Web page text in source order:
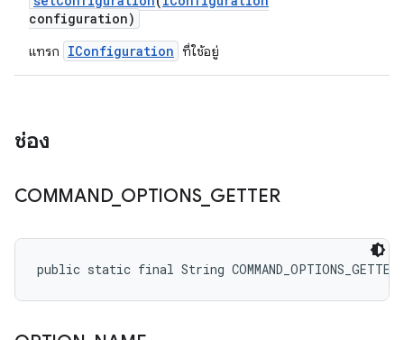
configuration)
แทรก IConfiguration ที่ใช้อยู่
ช่อง
COMMAND_ OPTIONS_ GETTER
public static final String COMMAND_OPTIONS_GETTER